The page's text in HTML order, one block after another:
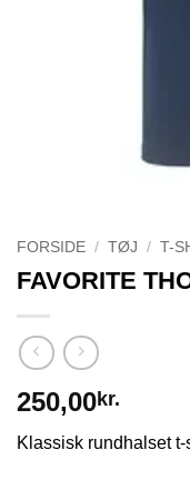
FORSIDE / TØJ / T-
FAVORITE
250,00kr.
Klassisk rundhalset